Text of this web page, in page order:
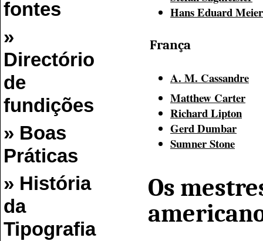
fontes
»
Directório
de
fundições
» Boas
Práticas
» História
da
Tipografia
Hans Eduard Meier
França
A. M. Cassandre
Matthew Carter
Richard Lipton
Gerd Dumbar
Sumner Stone
Os